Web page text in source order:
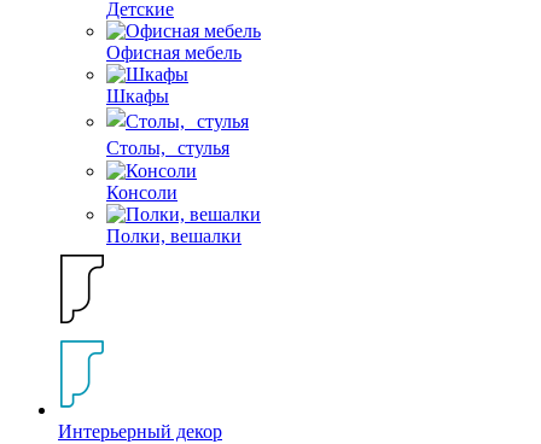
Детские
Офисная мебель
Шкафы
Столы, стулья
Консоли
Полки, вешалки
Интерьерный декор